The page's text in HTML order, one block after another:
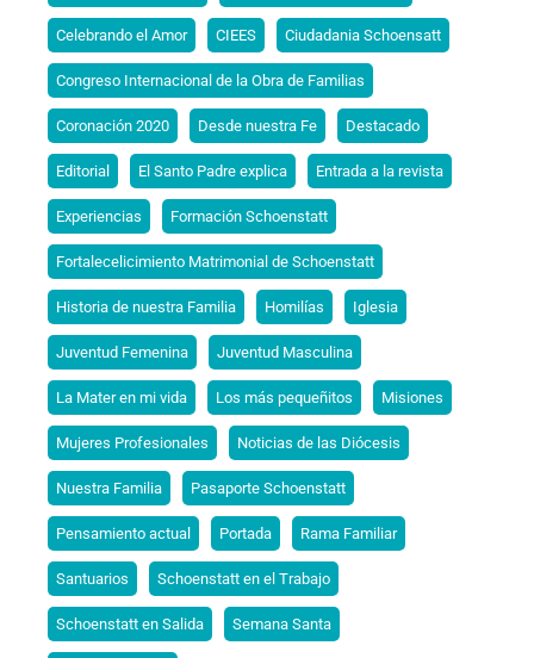
Celebrando el Amor CIEES Ciudadania Schoensatt
Congreso Internacional de la Obra de Familias
Coronación 2020 Desde nuestra Fe Destacado
Editorial El Santo Padre explica Entrada a la revista
Experiencias Formación Schoenstatt
Fortalecelicimiento Matrimonial de Schoenstatt
Historia de nuestra Familia Homilías Iglesia
Juventud Femenina Juventud Masculina
La Mater en mi vida Los más pequeñitos Misiones
Mujeres Profesionales Noticias de las Diócesis
Nuestra Familia Pasaporte Schoenstatt
Pensamiento actual Portada Rama Familiar
Santuarios Schoenstatt en el Trabajo
Schoenstatt en Salida Semana Santa